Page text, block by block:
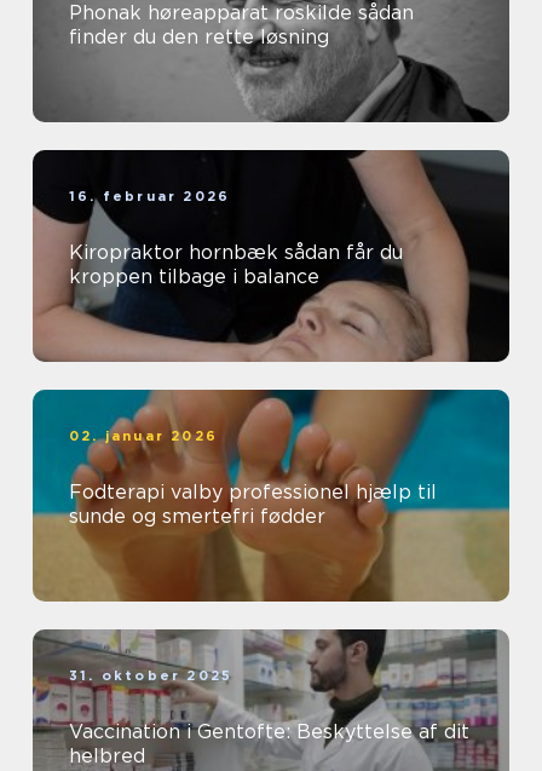
Phonak høreapparat roskilde sådan
finder du den rette løsning
16. februar 2026
Kiropraktor hornbæk sådan får du
kroppen tilbage i balance
02. januar 2026
Fodterapi valby professionel hjælp til
sunde og smertefri fødder
31. oktober 2025
Vaccination i Gentofte: Beskyttelse af dit
helbred